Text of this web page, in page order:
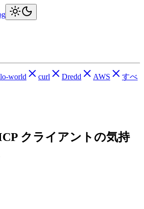
world curl Dredd AWS
すべ
クライアントの気持